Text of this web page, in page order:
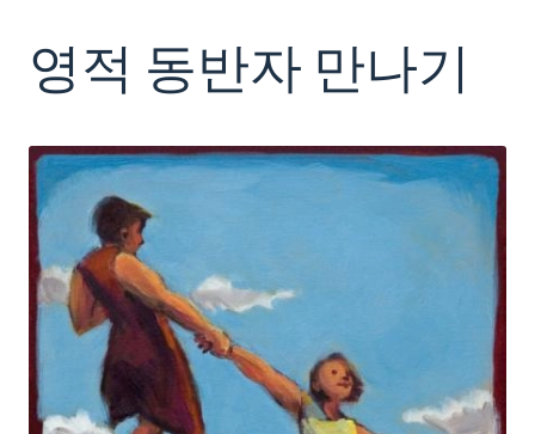
Making Room for God
Spiritual Companion
Peer Group
Retreating
Ongoing Rhythm
영적 동반자 만나기